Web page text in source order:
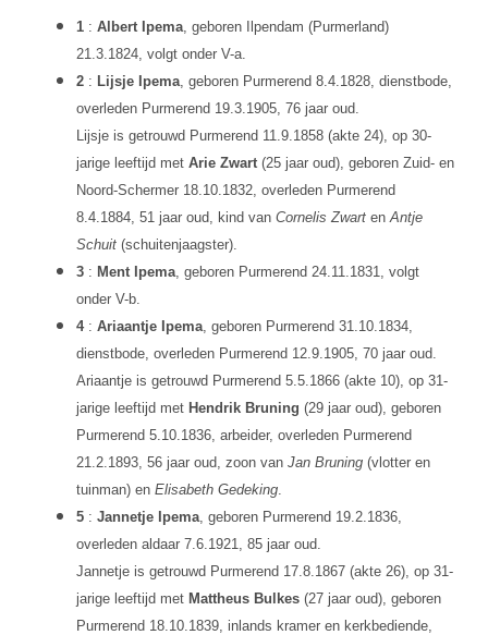
1 : Albert Ipema, geboren Ilpendam (Purmerland)
21.3.1824, volgt onder V-a.
2 : Lijsje Ipema, geboren Purmerend 8.4.1828, dienstbode,
overleden Purmerend 19.3.1905, 76 jaar oud.
Lijsje is getrouwd Purmerend 11.9.1858 (akte 24), op 30-
jarige leeftijd met Arie Zwart(25 jaar oud), geboren Zuid- en
Noord-Schermer 18.10.1832, overleden Purmerend
8.4.1884, 51 jaar oud, kind van Cornelis Zwarten Antje
Schuit(schuitenjaagster).
3 : Ment Ipema, geboren Purmerend 24.11.1831, volgt
onder V-b.
4 : Ariaantje Ipema, geboren Purmerend 31.10.1834,
dienstbode, overleden Purmerend 12.9.1905, 70 jaar oud.
Ariaantje is getrouwd Purmerend 5.5.1866 (akte 10), op 31-
jarige leeftijd met Hendrik Bruning (29 jaar oud), geboren
Purmerend 5.10.1836, arbeider, overleden Purmerend
21.2.1893, 56 jaar oud, zoon van Jan Bruning(vlotter en
tuinman) en Elisabeth Gedeking.
5 : Jannetje Ipema, geboren Purmerend 19.2.1836,
overleden aldaar 7.6.1921, 85 jaar oud.
Jannetje is getrouwd Purmerend 17.8.1867 (akte 26), op 31-
jarige leeftijd met Mattheus Bulkes(27 jaar oud), geboren
Purmerend 18.10.1839, inlands kramer en kerkbediende,